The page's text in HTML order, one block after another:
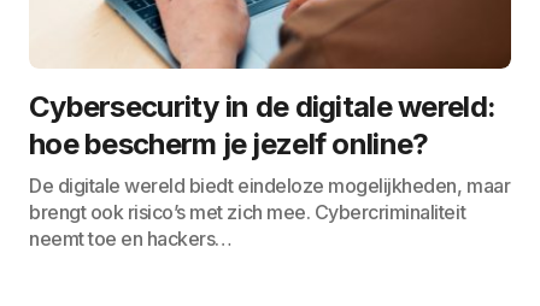
Cybersecurity in de digitale wereld:
hoe bescherm je jezelf online?
De digitale wereld biedt eindeloze mogelijkheden, maar
brengt ook risico’s met zich mee. Cybercriminaliteit
neemt toe en hackers…